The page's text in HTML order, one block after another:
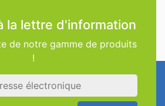
la lettre d'information
de notre gamme de produits
!